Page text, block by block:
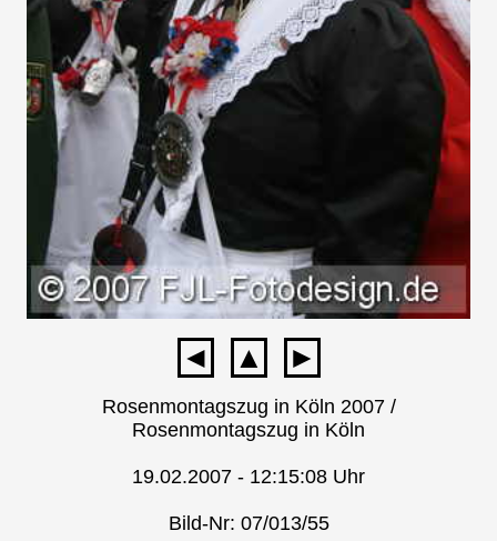
◄ ▲ ►
Rosenmontagszug in Köln 2007 /
Rosenmontagszug in Köln
19.02.2007 - 12:15:08 Uhr
Bild-Nr: 07/013/55